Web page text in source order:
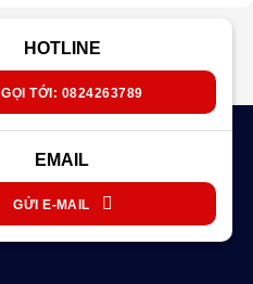
HOTLINE
GỌI TỚI: 0824263789
EMAIL
GỬI E-MAIL